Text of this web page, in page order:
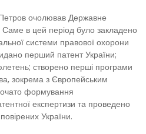
очолював Державне
Саме в цей період було закладено
системи правової охорони
перший патент України;
створено перші програми
зокрема з Європейським
формування
експертизи та проведено
України.